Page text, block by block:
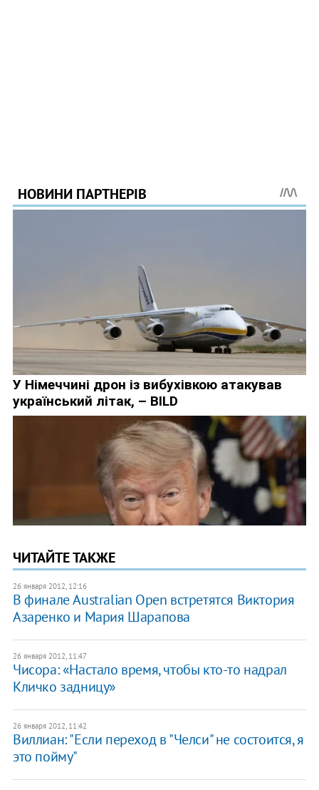
ЧИТАЙТЕ ТАКЖЕ
26 января 2012, 12:16
В финале Australian Open встретятся Виктория
Азаренко и Мария Шарапова
26 января 2012, 11:47
Чисора: «Настало время, чтобы кто-то надрал
Кличко задницу»
26 января 2012, 11:42
Виллиан: "Если переход в "Челси" не состоится, я
это пойму"